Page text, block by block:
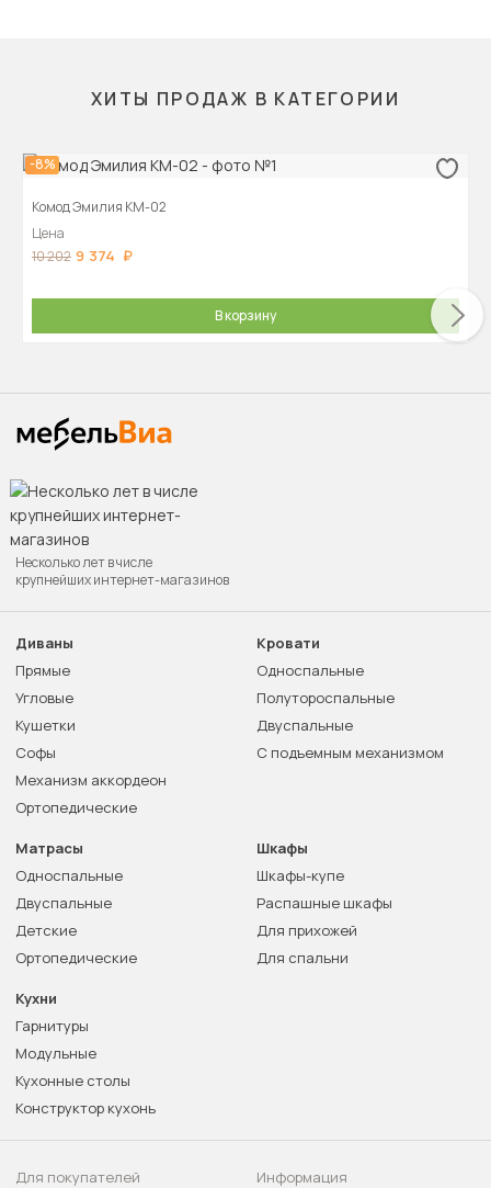
ХИТЫ ПРОДАЖ В КАТЕГОРИИ
-8%
Комод Эмилия КМ-02
Цена
10 202 9 374
В корзину
Несколько лет в числе
крупнейших интернет-магазинов
Диваны
Прямые
Угловые
Кушетки
Софы
Механизм аккордеон
Ортопедические
Кровати
Односпальные
Полутороспальные
Двуспальные
С подъемным механизмом
Матрасы
Односпальные
Двуспальные
Детские
Ортопедические
Шкафы
Шкафы-купе
Распашные шкафы
Для прихожей
Для спальни
Кухни
Гарнитуры
Модульные
Кухонные столы
Конструктор кухонь
Для покупателей
Информация